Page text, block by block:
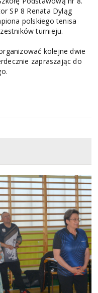
SP 8 Renata Dyląg
polskiego tenisa
turnieju.
kolejne dwie
zapraszając do